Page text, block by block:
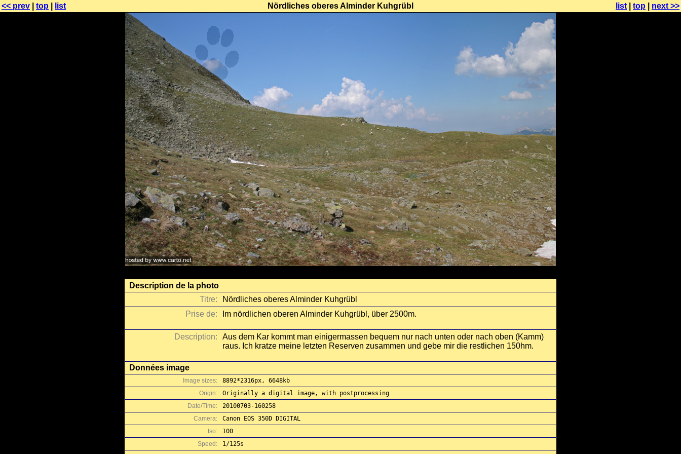
<< prev top list Nördliches oberes Alminder Kuhgrübl list top next >>
Description de la photo
Titre:
Nördliches oberes Alminder Kuhgrübl
Prise de:
Im nördlichen oberen Alminder Kuhgrübl, über 2500m.
Description:
Aus dem Kar kommt man einigermassen bequem nur nach unten oder nach oben (Kamm)
raus. Ich kratze meine letzten Reserven zusammen und gebe mir die restlichen 150hm.
Données image
Image sizes:
8892*2316px, 6648kb
Origin:
Originally a digital image, with postprocessing
Date/Time:
20100703-160258
Camera:
Canon EOS 350D DIGITAL
Iso:
100
Speed:
1/125s